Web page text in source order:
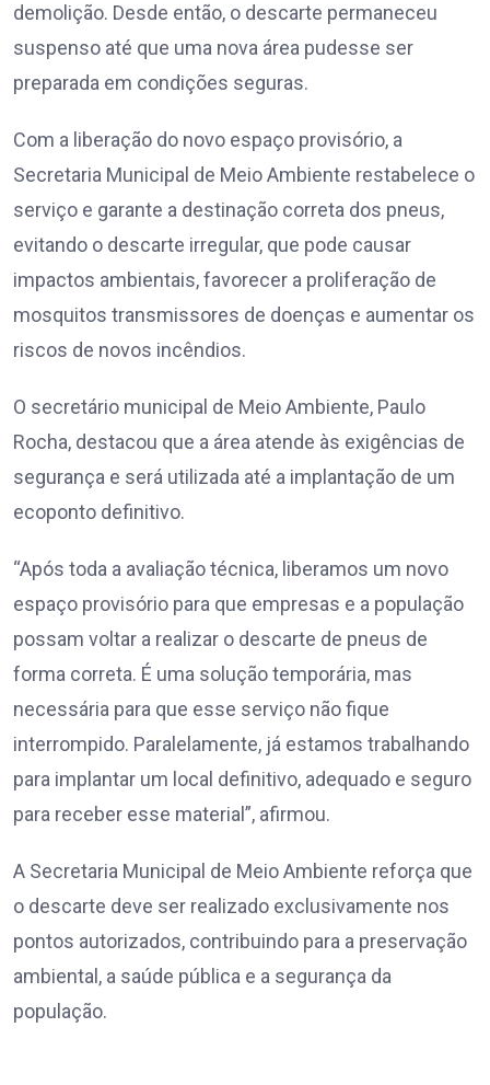
demolição. Desde então, o descarte permaneceu
suspenso até que uma nova área pudesse ser
preparada em condições seguras.
Com a liberação do novo espaço provisório, a
Secretaria Municipal de Meio Ambiente restabelece o
serviço e garante a destinação correta dos pneus,
evitando o descarte irregular, que pode causar
impactos ambientais, favorecer a proliferação de
mosquitos transmissores de doenças e aumentar os
riscos de novos incêndios.
O secretário municipal de Meio Ambiente, Paulo
Rocha, destacou que a área atende às exigências de
segurança e será utilizada até a implantação de um
ecoponto definitivo.
“Após toda a avaliação técnica, liberamos um novo
espaço provisório para que empresas e a população
possam voltar a realizar o descarte de pneus de
forma correta. É uma solução temporária, mas
necessária para que esse serviço não fique
interrompido. Paralelamente, já estamos trabalhando
para implantar um local definitivo, adequado e seguro
para receber esse material”, afirmou.
A Secretaria Municipal de Meio Ambiente reforça que
o descarte deve ser realizado exclusivamente nos
pontos autorizados, contribuindo para a preservação
ambiental, a saúde pública e a segurança da
população.